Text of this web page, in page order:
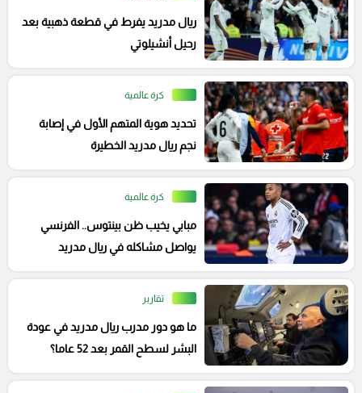
ريال مدريد يفرط في قطعة ذهبية بعد
رحيل أنشيلوتي
كرة عالمية
تحديد هوية المتهم الأول في إصابة
نجم ريال مدريد الخطيرة
كرة عالمية
مبابي يخيب ظن بينتوس.. الفرنسي
يواصل مشاكله في ريال مدريد
تقارير
ما هو دور مدرب ريال مدريد في عودة
البشر لسطح القمر بعد 52 عاما؟